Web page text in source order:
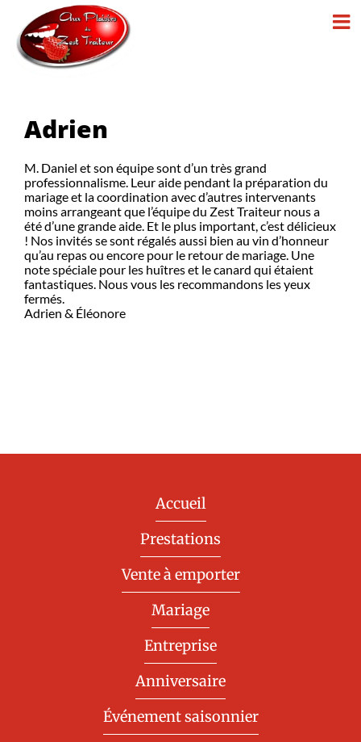
Passer
contenu
Adrien
M. Daniel et son équipe sont d’un très grand
professionnalisme. Leur aide pendant la préparation du
mariage et la coordination avec d’autres intervenants
moins arrangeant que l’équipe du Zest Traiteur nous a
été d’une grande aide. Et le plus important, c’est délicieux
! Nos invités se sont régalés aussi bien au vin d’honneur
qu’au repas ou encore pour le retour de mariage. Une
note spéciale pour les huîtres et le canard qui étaient
fantastiques. Nous vous les recommandons les yeux
fermés.
Adrien & Éléonore
Accueil
Prestations
Vente à emporter
Mariage
Entreprise
Anniversaire
Événement saisonnier